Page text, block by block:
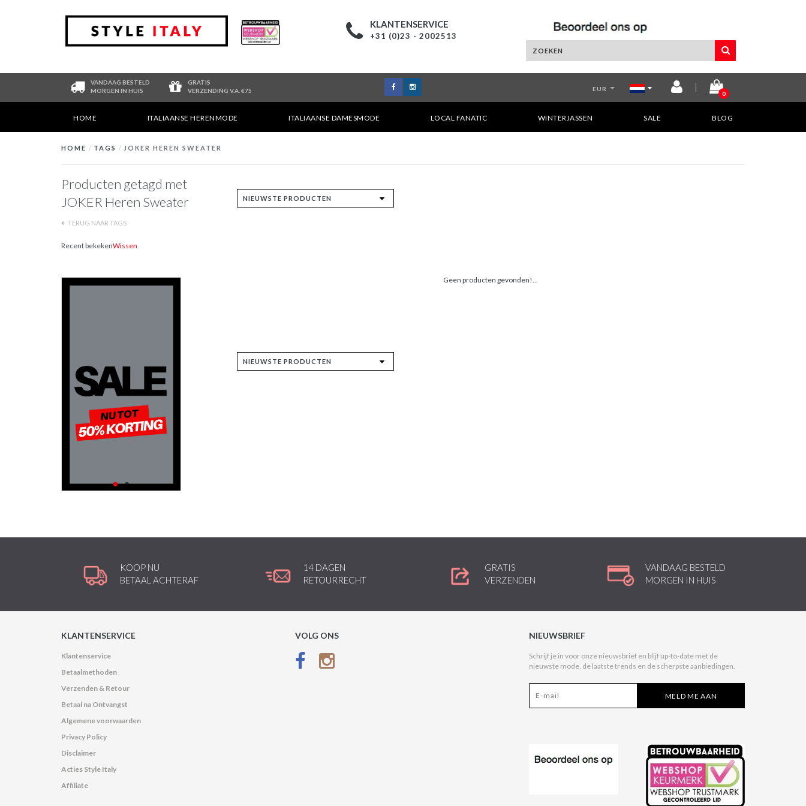
KLANTENSERVICE
+31 (0)23 - 2002513
VANDAAG BESTELD
MORGEN IN HUIS
GRATIS
VERZENDING V.A. €75
EUR
0
HOME ITALIAANSE HERENMODE ITALIAANSE DAMESMODE LOCAL FANATIC WINTERJASSEN SALE BLOG
HOME / TAGS / JOKER HEREN SWEATER
Producten getagd met
JOKER Heren Sweater
TERUG NAAR TAGS
Recent bekekenWissen
Geen producten gevonden!...
KOOP NU
BETAAL ACHTERAF
14 DAGEN
RETOURRECHT
GRATIS
VERZENDEN
VANDAAG BESTELD
MORGEN IN HUIS
KLANTENSERVICE
Klantenservice
Betaalmethoden
Verzenden & Retour
Betaal na Ontvangst
Algemene voorwaarden
Privacy Policy
Disclaimer
Acties Style Italy
Affiliate
VOLG ONS NIEUWSBRIEF
Schrijf je in voor onze nieuwsbrief en blijf up-to-date met de
nieuwste mode, de laatste trends en de scherpste aanbiedingen.
MELD ME AAN